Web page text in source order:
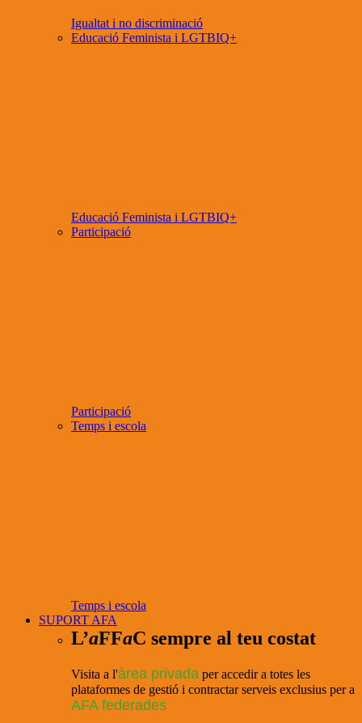
Igualtat i no discriminació
Educació Feminista i LGTBIQ+
Educació Feminista i LGTBIQ+
Participació
Participació
Temps i escola
Temps i escola
SUPORT AFA
L’aFFaC sempre al teu costat
Visita a l'àrea privada per accedir a totes les
plataformes de gestió i contractar serveis exclusius per a
AFA federades